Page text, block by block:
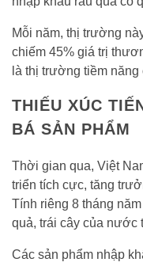
Mỗi năm, thị trường
chiếm 45% giá trị
là thị trường tiềm
THIẾU XÚC
BÁ SẢN PHẨM
Thời gian qua, Việt
triển tích cực, tăng
Tính riêng 8 tháng
quả, trái cây của nước
Các sản phẩm nhập